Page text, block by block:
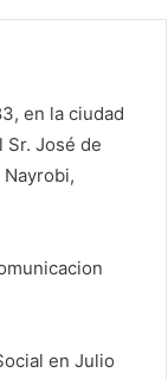
en la ciudad
Sr. José de
en Julio